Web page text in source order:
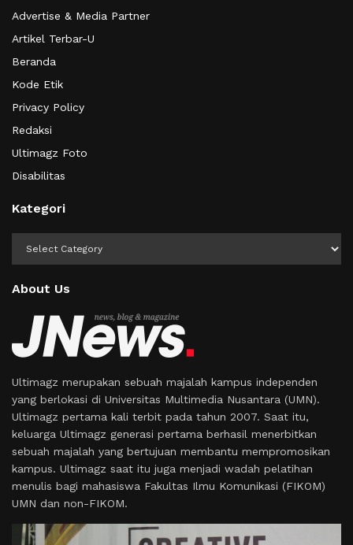
Advertise & Media Partner
Artikel Terbar-U
Beranda
Kode Etik
Privacy Policy
Redaksi
Ultimagz Foto
Disabilitas
Kategori
About Us
Ultimagz merupakan sebuah majalah kampus independen
yang berlokasi di Universitas Multimedia Nusantara (UMN).
Ultimagz pertama kali terbit pada tahun 2007. Saat itu,
keluarga Ultimagz generasi pertama berhasil menerbitkan
sebuah majalah yang bertujuan membantu mempromosikan
kampus. Ultimagz saat itu juga menjadi wadah pelatihan
menulis bagi mahasiswa Fakultas Ilmu Komunikasi (FIKOM)
UMN dan non-FIKOM.